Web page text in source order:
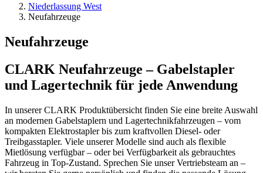
Niederlassung West
Neufahrzeuge
Neufahrzeuge
CLARK Neufahrzeuge – Gabelstapler
und Lagertechnik für jede Anwendung
In unserer CLARK Produktübersicht finden Sie eine breite Auswahl
an modernen Gabelstaplern und Lagertechnikfahrzeugen – vom
kompakten Elektrostapler bis zum kraftvollen Diesel- oder
Treibgasstapler. Viele unserer Modelle sind auch als flexible
Mietlösung verfügbar – oder bei Verfügbarkeit als gebrauchtes
Fahrzeug in Top-Zustand. Sprechen Sie unser Vertriebsteam an –